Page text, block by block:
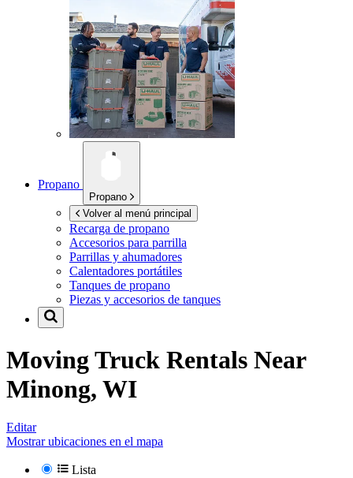
Propano
Propano
Volver al menú principal
Recarga de propano
Accesorios para parrilla
Parrillas y ahumadores
Calentadores portátiles
Tanques de propano
Piezas y accesorios de tanques
Moving Truck Rentals Near
Minong, WI
Editar
Mostrar ubicaciones en el mapa
Lista